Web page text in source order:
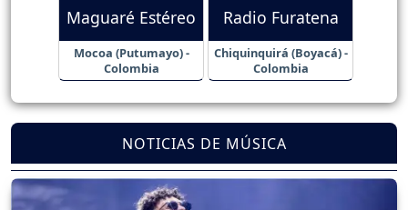
Maguaré Estéreo
Mocoa (Putumayo) -
Colombia
Radio Furatena
Chiquinquirá (Boyacá) -
Colombia
NOTICIAS DE MÚSICA